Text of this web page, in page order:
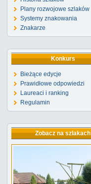
Plany rozwojowe szlaków
Systemy znakowania
Znakarze
Konkurs
Bieżące edycje
Prawidłowe odpowiedzi
Laureaci i ranking
Regulamin
Zobacz na szlakach